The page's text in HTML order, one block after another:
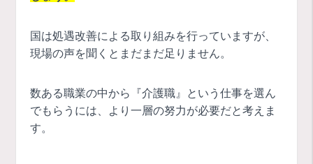
国は処遇改善による取り組みを行っていますが、
現場の声を聞くとまだまだ足りません。
数ある職業の中から『介護職』という仕事を選ん
でもらうには、より一層の努力が必要だと考えま
す。